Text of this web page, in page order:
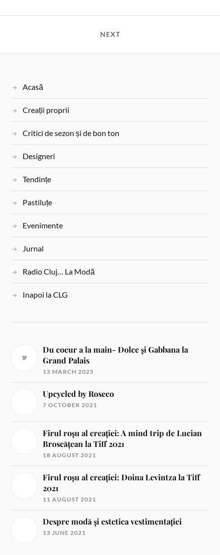
c
o
n
r
t
i
e
m
r
a
a
e
NEXT
Acasă
Creații proprii
Critici de sezon și de bon ton
Designeri
Tendințe
Pastiluțe
Evenimente
Jurnal
Radio Cluj… La Modă
Inapoi la CLG
Du coeur a la main- Dolce și Gabbana la
Grand Palais
13 MARCH 2025
Upcycled by Roseco
7 OCTOBER 2021
Firul roșu al creației: A mind trip de Lucian
Broscățean la Tiff 2021
18 AUGUST 2021
Firul roșu al creației: Doina Levintza la Tiff
2021
11 AUGUST 2021
Despre modă și estetica vestimentației
13 JUNE 2021